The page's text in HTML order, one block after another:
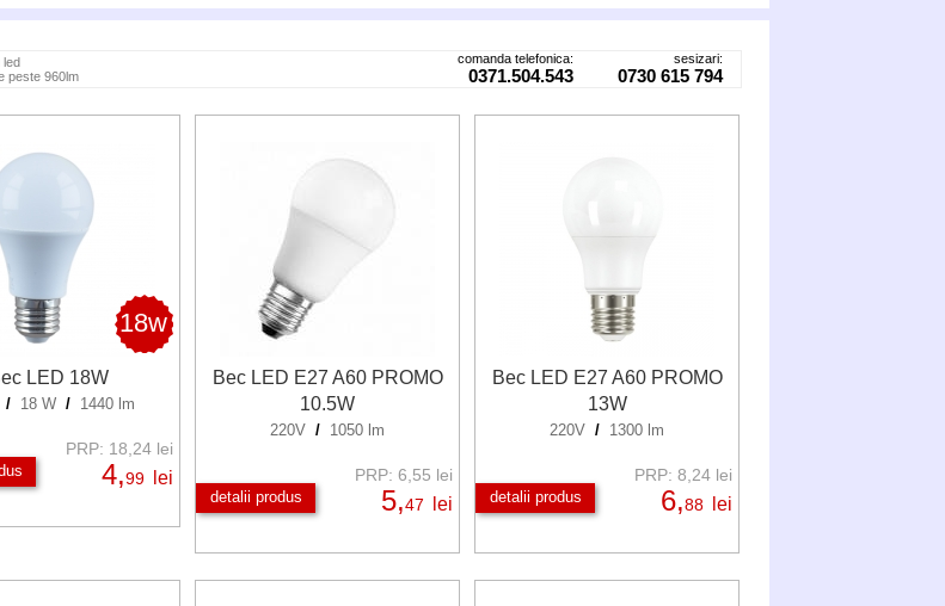
led
peste 960lm
comanda telefonica:
0371.504.543
sesizari:
0730 615 794
18w
LED 18W
/ 18 W / 1440 lm
PRP: 18,24 lei
4,99 lei
Bec LED E27 A60 PROMO
10.5W
220V / 1050 lm
detalii produs
PRP: 6,55 lei
5,47 lei
Bec LED E27 A60 PROMO
13W
220V / 1300 lm
detalii produs
PRP: 8,24 lei
6,88 lei